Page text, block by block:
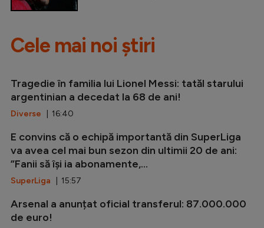
Cele mai noi știri
Tragedie în familia lui Lionel Messi: tatăl starului
argentinian a decedat la 68 de ani!
Diverse | 16:40
E convins că o echipă importantă din SuperLiga
va avea cel mai bun sezon din ultimii 20 de ani:
”Fanii să își ia abonamente,...
SuperLiga | 15:57
Arsenal a anunțat oficial transferul: 87.000.000
de euro!